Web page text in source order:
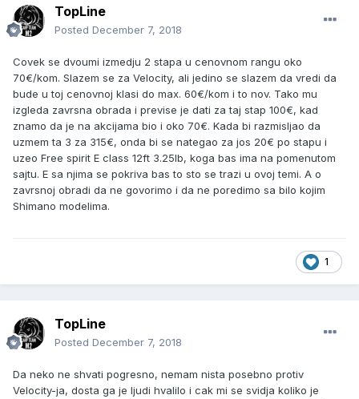
TopLine
Posted December 7, 2018
Covek se dvoumi izmedju 2 stapa u cenovnom rangu oko
70€/kom. Slazem se za Velocity, ali jedino se slazem da vredi da
bude u toj cenovnoj klasi do max. 60€/kom i to nov. Tako mu
izgleda zavrsna obrada i previse je dati za taj stap 100€, kad
znamo da je na akcijama bio i oko 70€. Kada bi razmisljao da
uzmem ta 3 za 315€, onda bi se nategao za jos 20€ po stapu i
uzeo Free spirit E class 12ft 3.25lb, koga bas ima na pomenutom
sajtu. E sa njima se pokriva bas to sto se trazi u ovoj temi. A o
zavrsnoj obradi da ne govorimo i da ne poredimo sa bilo kojim
Shimano modelima.
1
TopLine
Posted December 7, 2018
Da neko ne shvati pogresno, nemam nista posebno protiv
Velocity-ja, dosta ga je ljudi hvalilo i cak mi se svidja koliko je